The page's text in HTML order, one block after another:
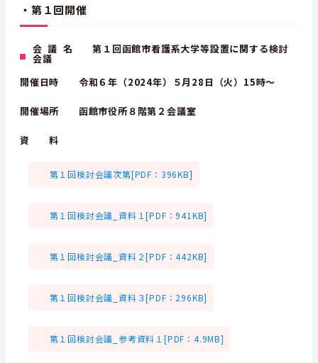
・第１回開催
会 議 名 第１回函館市看護系大学等設置に関する検討
会議
開催日時 令和６年（2024年）５月28日（火）15時～
開催場所 函館市役所８階第２会議室
資 料
第１回検討会議次第[PDF：396KB]
第１回検討会議_資料１[PDF：941KB]
第１回検討会議_資料２[PDF：442KB]
第１回検討会議_資料３[PDF：296KB]
第１回検討会議_参考資料１[PDF：4.9MB]